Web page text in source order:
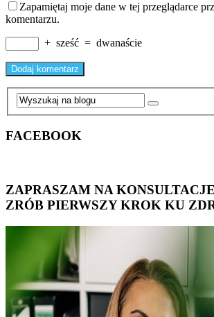
Zapamiętaj moje dane w tej przeglądarce
komentarzu.
+ sześć = dwanaście
FACEBOOK
ZAPRASZAM NA KONSULTACJE
ZRÓB PIERWSZY KROK KU